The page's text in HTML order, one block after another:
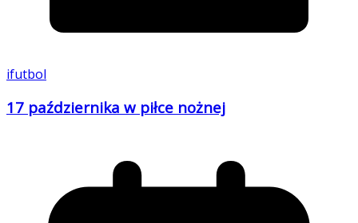
ifutbol
17 października w piłce nożnej